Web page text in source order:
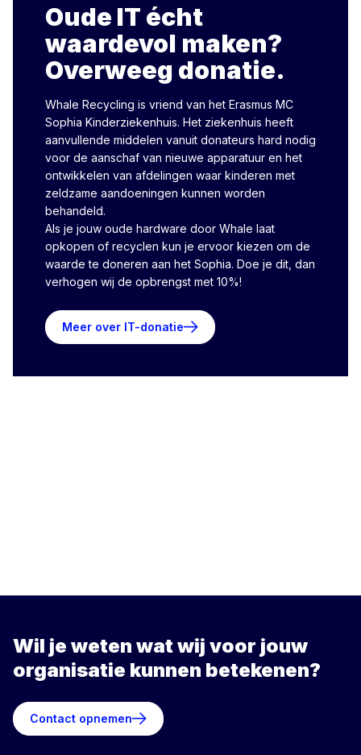
Oude IT écht
waardevol maken?
Overweeg donatie.
Whale Recycling is vriend van het Erasmus MC
Sophia Kinderziekenhuis. Het ziekenhuis heeft
aanvullende middelen vanuit donateurs hard nodig
voor de aanschaf van nieuwe apparatuur en het
ontwikkelen van afdelingen waar kinderen met
zeldzame aandoeningen kunnen worden
behandeld.
Als je jouw oude hardware door Whale laat
opkopen of recyclen kun je ervoor kiezen om de
waarde te doneren aan het Sophia. Doe je dit, dan
verhogen wij de opbrengst met 10%!
Meer over IT-donatie
Wil je weten wat wij voor jouw
organisatie kunnen betekenen?
Contact opnemen